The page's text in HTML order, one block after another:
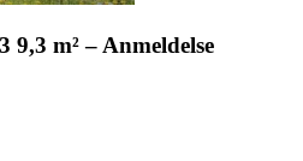
9,3 m² – Anmeldelse